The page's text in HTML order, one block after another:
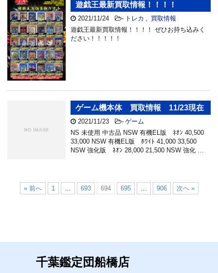
遊戯王最新買取情報！！！！
2021/11/24 - トレカ , 買取情報
遊戯王最新買取情報！！！！ ぜひお持ち込みく
ださい！！！！！
ゲーム機本体 買取情報 11/23現在
2021/11/23 - ゲーム
NS 未使用 中古品 NSW 有機EL版 ﾈｵﾝ 40,500
33,000 NSW 有機EL版 ﾎﾜｲﾄ 41,000 33,500
NSW 強化版 ﾈｵﾝ 28,000 21,500 NSW 強化 …
« 前へ 1 … 693 694 695 … 906 次へ »
千葉鑑定団船橋店